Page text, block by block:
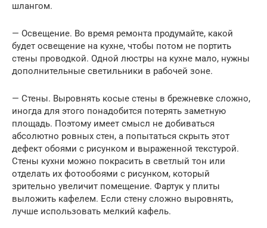
шлангом.
— Освещение. Во время ремонта продумайте, какой
будет освещение на кухне, чтобы потом не портить
стены проводкой. Одной люстры на кухне мало, нужны
дополнительные светильники в рабочей зоне.
— Стены. Выровнять косые стены в брежневке сложно,
иногда для этого понадобится потерять заметную
площадь. Поэтому имеет смысл не добиваться
абсолютно ровных стен, а попытаться скрыть этот
дефект обоями с рисунком и выраженной текстурой.
Стены кухни можно покрасить в светлый тон или
отделать их фотообоями с рисунком, который
зрительно увеличит помещение. Фартук у плиты
выложить кафелем. Если стену сложно выровнять,
лучше использовать мелкий кафель.